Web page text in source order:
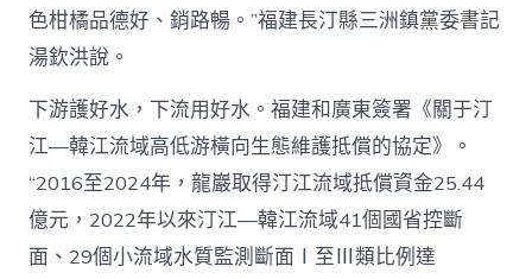
色柑橘品德好、銷路暢。”福建長汀縣三洲鎮黨委書記
湯欽洪說。
下游護好水，下流用好水。福建和廣東簽署《關于汀
江—韓江流域高低游橫向生態維護抵償的協定》。
“2016至2024年，龍巖取得汀江流域抵償資金25.44
億元，2022年以來汀江—韓江流域41個國省控斷
面、29個小流域水質監測斷面Ⅰ至Ⅲ類比例達